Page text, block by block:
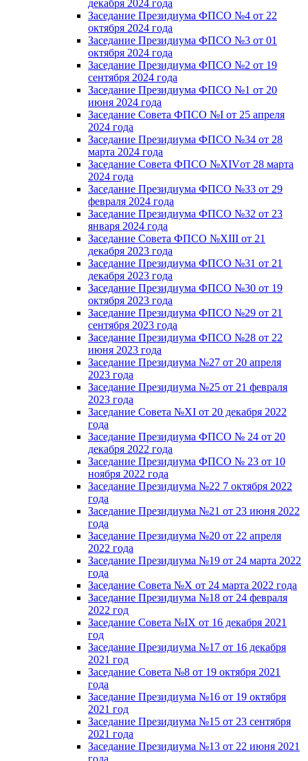
декабря 2024 года
Заседание Президиума ФПСО №4 от 22
октября 2024 года
Заседание Президиума ФПСО №3 от 01
октября 2024 года
Заседание Президиума ФПСО №2 от 19
сентября 2024 года
Заседание Президиума ФПСО №1 от 20
июня 2024 года
Заседание Совета ФПСО №I от 25 апреля
2024 года
Заседание Президиума ФПСО №34 от 28
марта 2024 года
Заседание Совета ФПСО №XIVот 28 марта
2024 года
Заседание Президиума ФПСО №33 от 29
февраля 2024 года
Заседание Президиума ФПСО №32 от 23
января 2024 года
Заседание Совета ФПСО №XIII от 21
декабря 2023 года
Заседание Президиума ФПСО №31 от 21
декабря 2023 года
Заседание Президиума ФПСО №30 от 19
октября 2023 года
Заседание Президиума ФПСО №29 от 21
сентября 2023 года
Заседание Президиума ФПСО №28 от 22
июня 2023 года
Заседание Президиума №27 от 20 апреля
2023 года
Заседание Президиума №25 от 21 февраля
2023 года
Заседание Совета №XI от 20 декабря 2022
года
Заседание Президиума ФПСО № 24 от 20
декабря 2022 года
Заседание Президиума ФПСО № 23 от 10
ноября 2022 года
Заседание Президиума №22 7 октября 2022
года
Заседание Президиума №21 от 23 июня 2022
года
Заседание Президиума №20 от 22 апреля
2022 года
Заседание Президиума №19 от 24 марта 2022
года
Заседание Совета №X от 24 марта 2022 года
Заседание Президиума №18 от 24 февраля
2022 год
Заседание Совета №IX от 16 декабря 2021
год
Заседание Президиума №17 от 16 декабря
2021 год
Заседание Совета №8 от 19 октября 2021
года
Заседание Президиума №16 от 19 октября
2021 год
Заседание Президиума №15 от 23 сентября
2021 года
Заседание Президиума №13 от 22 июня 2021
года